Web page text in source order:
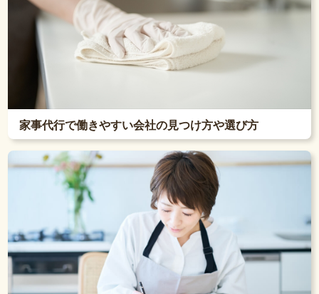
家事代行で働きやすい会社の見つけ方や選び方